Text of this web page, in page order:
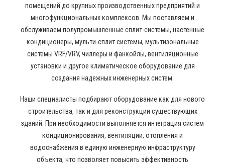
помещений до крупных производственных предприятий и
многофункциональных комплексов. Мы поставляем и
обслуживаем полупромышленные сплит-системы, настенные
кондиционеры, мульти-сплит системы, мультизональные
системы VRF/VRV, чиллеры и фанкойлы, вентиляционные
установки и другое климатическое оборудование для
создания надежных инженерных систем.
Наши специалисты подбирают оборудование как для нового
строительства, так и для реконструкции существующих
зданий. При необходимости выполняется интеграция систем
кондиционирования, вентиляции, отопления и
водоснабжения в единую инженерную инфраструктуру
объекта, что позволяет повысить эффективность